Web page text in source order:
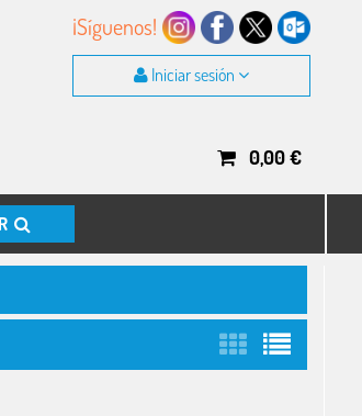
¡Síguenos!
Iniciar sesión
0,00€